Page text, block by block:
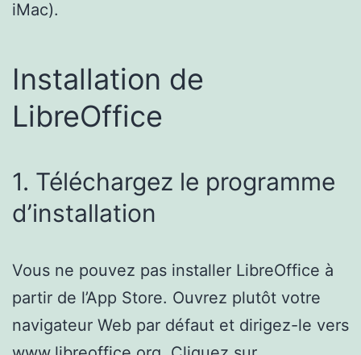
iMac).
Installation de
LibreOffice
1. Téléchargez le programme
d’installation
Vous ne pouvez pas installer LibreOffice à
partir de l’App Store. Ouvrez plutôt votre
navigateur Web par défaut et dirigez-le vers